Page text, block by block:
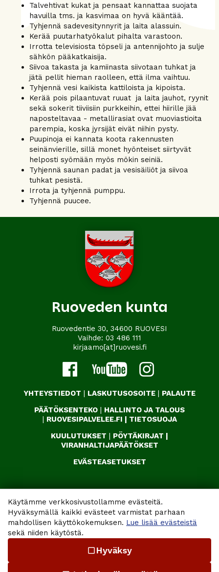
Käytämme verkkosivustollamme evästeitä.
Hyväksymällä kaikki evästeet varmistat parhaan
mahdollisen käyttökokemuksen. Lue lisää evästeistä
sekä niiden käytöstä.
check_box_outline_blank Hyväksy
Talvehtivat kukat ja pensaat kannattaa suojata
havuilla tms. ja kasvimaa on hyvä kääntää.
Tyhjennä sadevesitynnyrit ja laita alassuin.
Kerää puutarhatyökalut pihalta varastoon.
Irrotta televisiosta töpseli ja antennijohto ja sulje
sähkön pääkatkaisija.
Siivoa takasta ja kamiinasta siivotaan tuhkat ja
jätä pellit hieman raolleen, että ilma vaihtuu.
Tyhjennä vesi kaikista kattiloista ja kipoista.
Kerää pois pilaantuvat ruuat ja laita jauhot, ryynit
sekä sokerit tiiviisiin purkkeihin, ettei hiirille jää
naposteltavaa - metallirasiat ovat muoviastioita
parempia, koska jyrsijät eivät niihin pysty.
Puupinoja ei kannata koota rakennusten
seinänvierille, sillä monet hyönteiset siirtyvät
helposti syömään myös mökin seiniä.
Tyhjennä saunan padat ja vesisäiliöt ja siivoa
tuhkat pesistä.
Irrota ja tyhjennä pumppu.
Tyhjennä puucee.
Ruoveden kunta
Ruovedentie 30, 34600 RUOVESI
Vaihde: 03 486 111
kirjaamo[at]ruovesi.fi
YHTEYSTIEDOT | LASKUTUSOSOITE | PALAUTE
PÄÄTÖKSENTEKO | HALLINTO JA TALOUS
| RUOVESIPALVELEE.FI | TIETOSUOJA
KUULUTUKSET | PÖYTÄKIRJAT |
VIRANHALTIJAPÄÄTÖKSET
EVÄSTEASETUKSET